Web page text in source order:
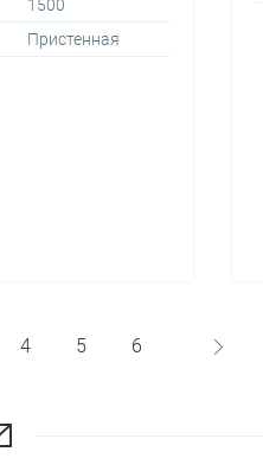
1500
Пристенная
4 5 6